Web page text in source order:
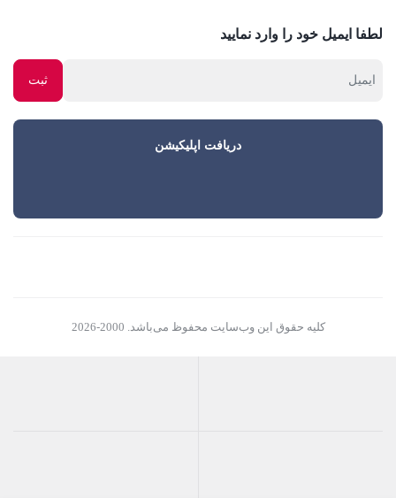
لطفا ایمیل خود را وارد نمایید
دریافت اپلیکیشن
کلیه حقوق این وب‌سایت محفوظ می‌باشد. 2000-2026